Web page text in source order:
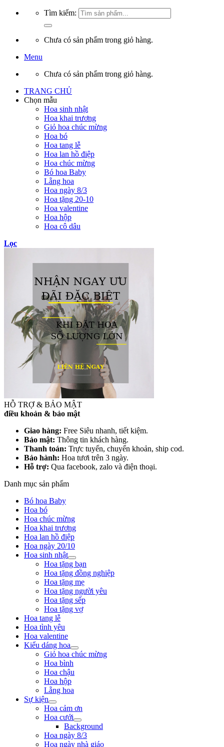
Tìm kiếm:
Chưa có sản phẩm trong giỏ hàng.
Menu
Chưa có sản phẩm trong giỏ hàng.
TRANG CHỦ
Chọn mẫu
Hoa sinh nhật
Hoa khai trương
Giỏ hoa chúc mừng
Hoa bó
Hoa tang lễ
Hoa lan hồ điệp
Hoa chúc mừng
Bó hoa Baby
Lẵng hoa
Hoa ngày 8/3
Hoa tặng 20-10
Hoa valentine
Hoa hộp
Hoa cô dâu
Lọc
HỖ TRỢ & BẢO MẬT
điều khoản & bảo mật
Giao hàng: Free Siêu nhanh, tiết kiệm.
Bảo mật: Thông tin khách hàng.
Thanh toán: Trực tuyến, chuyển khoản, ship cod.
Bảo hành: Hoa tươi trên 3 ngày.
Hỗ trợ: Qua facebook, zalo và điện thoại.
Danh mục sản phẩm
Bó hoa Baby
Hoa bó
Hoa chúc mừng
Hoa khai trương
Hoa lan hồ điệp
Hoa ngày 20/10
Hoa sinh nhật
Hoa tặng bạn
Hoa tặng đồng nghiệp
Hoa tặng mẹ
Hoa tặng người yêu
Hoa tặng sếp
Hoa tặng vợ
Hoa tang lễ
Hoa tình yêu
Hoa valentine
Kiểu dáng hoa
Giỏ hoa chúc mừng
Hoa bình
Hoa chậu
Hoa hộp
Lẵng hoa
Sự kiện
Hoa cảm ơn
Hoa cưới
Background
Hoa ngày 8/3
Hoa ngày nhà giáo